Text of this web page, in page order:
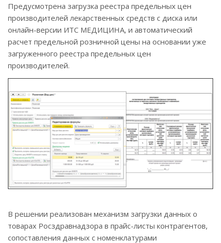
Предусмотрена загрузка реестра предельных цен
производителей лекарственных средств с диска или
онлайн-версии ИТС МЕДИЦИНА, и автоматический
расчет предельной розничной цены на основании уже
загруженного реестра предельных цен
производителей.
В решении реализован механизм загрузки данных о
товарах Росздравнадзора в прайс-листы контрагентов,
сопоставления данных с номенклатурами